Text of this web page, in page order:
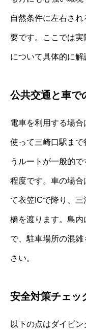
自然条件に左右さ
要です。ここでは
について具体的に解
公共交通と車で
電車を利用する場
使って三崎口駅ま
うルートが一般的
程度です。車の場
て衣笠ICで降り、
橋を渡ります。島
で、駐車場所の混
さい。
安全対策チェッ
以下の点はダイビ